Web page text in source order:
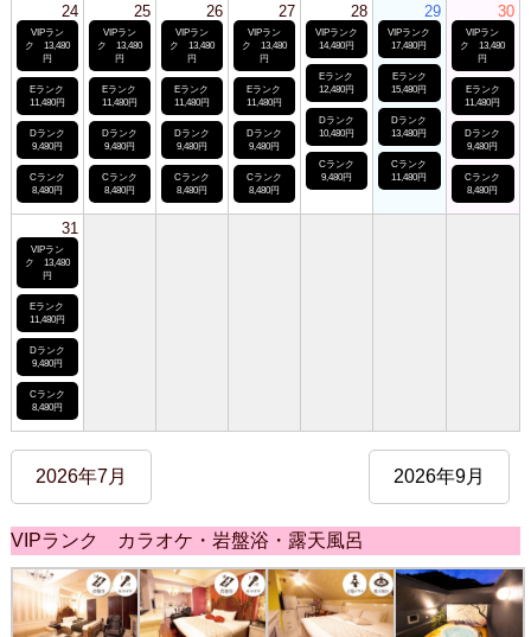
24
VIPラン
ク 13,480
円
Eランク
11,480円
Dランク
9,480円
Cランク
8,480円
25
VIPラン
ク 13,480
円
Eランク
11,480円
Dランク
9,480円
Cランク
8,480円
26
VIPラン
ク 13,480
円
Eランク
11,480円
Dランク
9,480円
Cランク
8,480円
27
VIPラン
ク 13,480
円
Eランク
11,480円
Dランク
9,480円
Cランク
8,480円
28
VIPランク
14,480円
Eランク
12,480円
Dランク
10,480円
Cランク
9,480円
29
VIPランク
17,480円
Eランク
15,480円
Dランク
13,480円
Cランク
11,480円
30
VIPラン
ク 13,480
円
Eランク
11,480円
Dランク
9,480円
Cランク
8,480円
31
VIPラン
ク 13,480
円
Eランク
11,480円
Dランク
9,480円
Cランク
8,480円
2026年7月 2026年9月
VIPランク カラオケ・岩盤浴・露天風呂